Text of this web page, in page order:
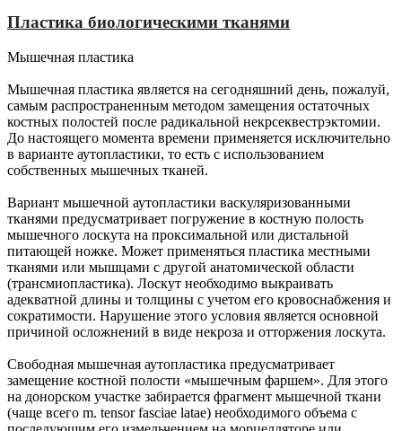
Пластика биологическими тканями
Мышечная пластика
Мышечная пластика является на сегодняшний день, пожалуй,
самым распространенным методом замещения остаточных
костных полостей после радикальной некрсеквестрэктомии.
До настоящего момента времени применяется исключительно
в варианте аутопластики, то есть с использованием
собственных мышечных тканей.
Вариант мышечной аутопластики васкуляризованными
тканями предусматривает погружение в костную полость
мышечного лоскута на проксимальной или дистальной
питающей ножке. Может применяться пластика местными
тканями или мышцами с другой анатомической области
(трансмиопластика). Лоскут необходимо выкраивать
адекватной длины и толщины с учетом его кровоснабжения и
сократимости. Нарушение этого условия является основной
причиной осложнений в виде некроза и отторжения лоскута.
Свободная мышечная аутопластика предусматривает
замещение костной полости «мышечным фаршем». Для этого
на донорском участке забирается фрагмент мышечной ткани
(чаще всего m. tensor fasciae latae) необходимого объема с